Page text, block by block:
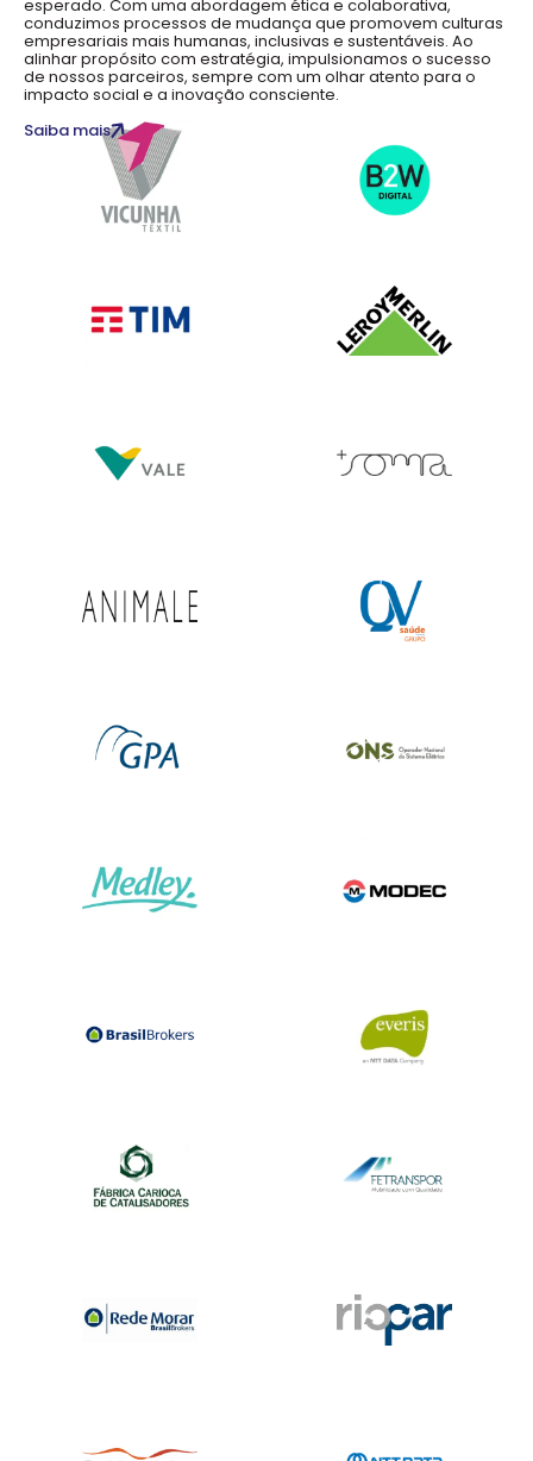
esperado. Com uma abordagem ética e colaborativa,
conduzimos processos de mudança que promovem culturas
empresariais mais humanas, inclusivas e sustentáveis. Ao
alinhar propósito com estratégia, impulsionamos o sucesso
de nossos parceiros, sempre com um olhar atento para o
impacto social e a inovação consciente.
Saiba mais